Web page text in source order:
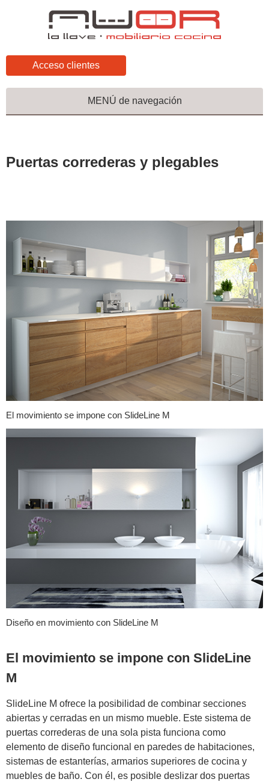
MENÚ de navegación
Acceso clientes
Puertas correderas y plegables
El movimiento se impone con SlideLine M
Diseño en movimiento con SlideLine M
El movimiento se impone con SlideLine
M
SlideLine M ofrece la posibilidad de combinar secciones
abiertas y cerradas en un mismo mueble. Este sistema de
puertas correderas de una sola pista funciona como
elemento de diseño funcional en paredes de habitaciones,
sistemas de estanterías, armarios superiores de cocina y
muebles de baño. Con él, es posible deslizar dos puertas